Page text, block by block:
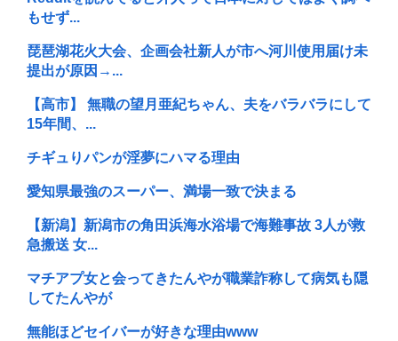
もせず...
琵琶湖花火大会、企画会社新人が市へ河川使用届け未
提出が原因→...
【高市】 無職の望月亜紀ちゃん、夫をバラバラにして
15年間、...
チギュりパンが淫夢にハマる理由
愛知県最強のスーパー、満場一致で決まる
【新潟】新潟市の角田浜海水浴場で海難事故 3人が救
急搬送 女...
マチアプ女と会ってきたんやが職業詐称して病気も隠
してたんやが
無能ほどセイバーが好きな理由www